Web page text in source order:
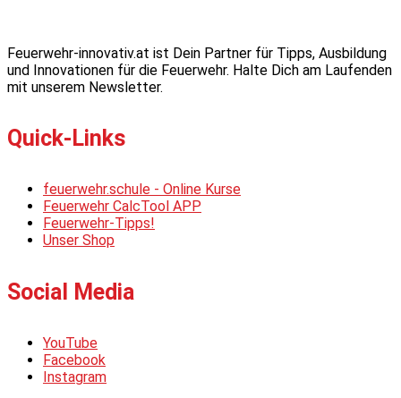
Feuerwehr-innovativ.at ist Dein Partner für Tipps, Ausbildung
und Innovationen für die Feuerwehr. Halte Dich am Laufenden
mit unserem Newsletter.
Quick-Links
feuerwehr.schule - Online Kurse
Feuerwehr CalcTool APP
Feuerwehr-Tipps!
Unser Shop
Social Media
YouTube
Facebook
Instagram